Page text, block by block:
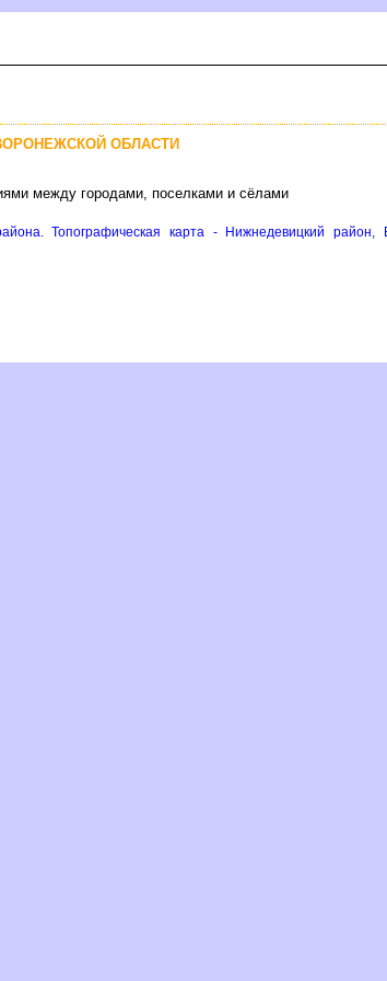
ОБЛАСТИ
между городами, поселками и сёлами
Топографическая карта - Нижнедевицкий район,